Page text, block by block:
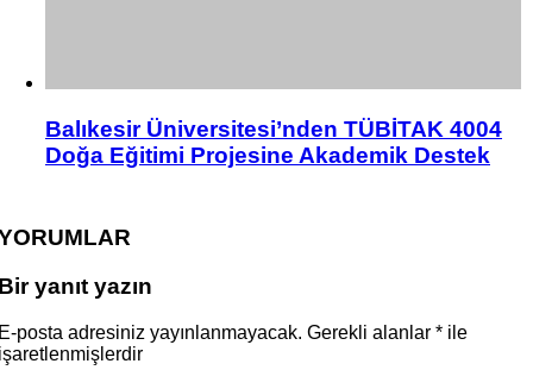
Balıkesir Üniversitesi’nden TÜBİTAK 4004
Doğa Eğitimi Projesine Akademik Destek
yanıt yazın
posta adresiniz yayınlanmayacak. Gerekli alanlar * ile